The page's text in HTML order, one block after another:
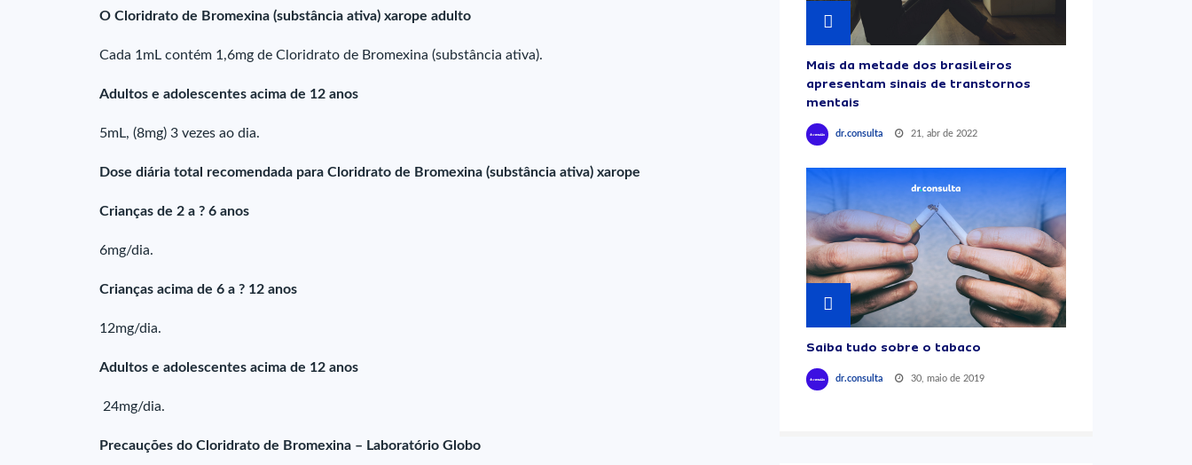
O Cloridrato de Bromexina (substância ativa) xarope adulto
Cada 1mL contém 1,6mg de Cloridrato de Bromexina (substância ativa).
Adultos e adolescentes acima de 12 anos
5mL, (8mg) 3 vezes ao dia.
Dose diária total recomendada para Cloridrato de Bromexina (substância ativa) xarope
Crianças de 2 a ? 6 anos
6mg/dia.
Crianças acima de 6 a ? 12 anos
12mg/dia.
Adultos e adolescentes acima de 12 anos
24mg/dia.
Precauções do Cloridrato de Bromexina – Laboratório Globo
Mais da metade dos brasileiros
apresentam sinais de transtornos
mentais
dr.consulta 21, abr de 2022
Saiba tudo sobre o tabaco
dr.consulta 30, maio de 2019